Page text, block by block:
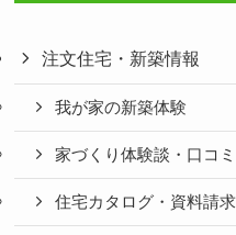
注文住宅・新築情報
我が家の新築体験
家づくり体験談・口コミ
住宅カタログ・資料請求